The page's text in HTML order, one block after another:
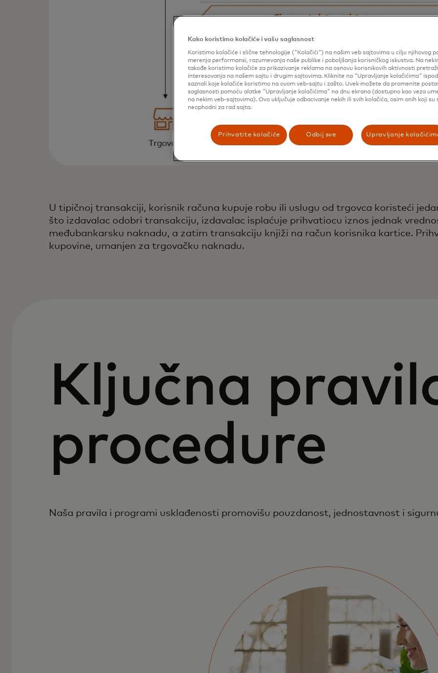
U tipičnoj transakciji, korisnik računa kupuje robu ili uslugu od trgovca koristeći
što izdavalac odobri transakciju, izdavalac isplaćuje prihvatiocu iznos jednak
međubankarsku naknadu, a zatim transakciju knjiži na račun korisnika kartice.
kupovine, umanjen za trgovačku naknadu.
Ključna
procedure
Naša pravila i programi usklađenosti promovišu pouzdanost, jednostavnost i
Kako koristimo kolačiće i vašu saglasnost
Koristimo kolačiće i slične tehnologije ("Kolačići") na našim veb sajtovima u cilju njihovog
merenja performansi, razumevanja naše publike i poboljšanja korisničkog iskustva. Na
takođe koristimo kolačiće za prikazivanje reklama na osnovu korisnikovih aktivnosti
interesovanja na našem sajtu i drugim sajtovima. Kliknite na "Upravljanje kolačićima"
saznali koje kolačiće koristimo na ovom veb-sajtu i zašto. Uvek možete da promenite
saglasnosti pomoću alatke "Upravljanje kolačićima" na dnu ekrana (dostupno kao veza
na nekim veb-sajtovima). Ovo uključuje odbacivanje nekih ili svih kolačića, osim onih koji su
neophodni za rad sajta.
Prihvatite kolačiće Odbij sve Upravljanje